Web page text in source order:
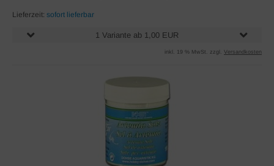
Lieferzeit: sofort lieferbar
1 Variante ab 1,00 EUR
inkl. 19 % MwSt. zzgl. Versandkosten